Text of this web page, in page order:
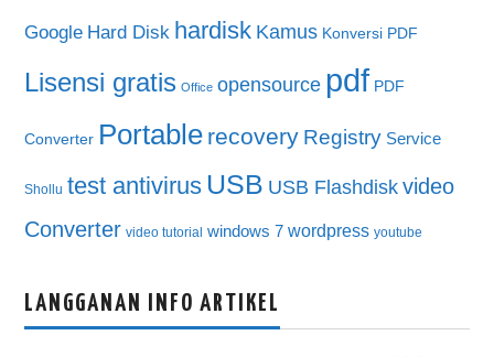
Google Hard Disk hardisk Kamus Konversi PDF
Lisensi gratis Office opensource pdf PDF
Converter Portable recovery Registry Service
Shollu test antivirus USB USB Flashdisk video
Converter video tutorial windows 7 wordpress youtube
LANGGANAN INFO ARTIKEL